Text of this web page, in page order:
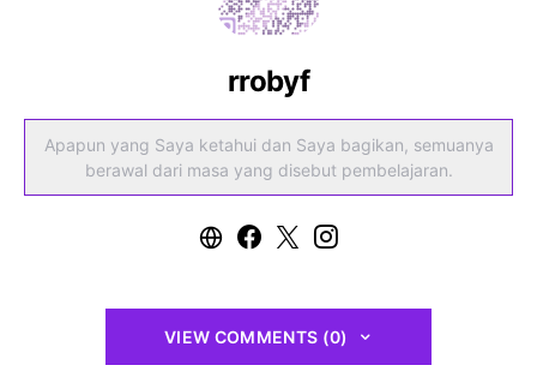
rrobyf
Apapun yang Saya ketahui dan Saya bagikan, semuanya
berawal dari masa yang disebut pembelajaran.
VIEW COMMENTS (0)